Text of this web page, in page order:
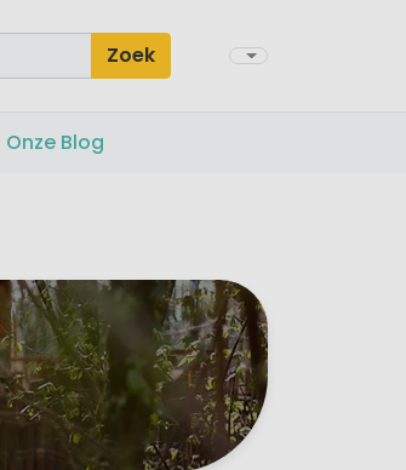
Zoek
Onze Blog